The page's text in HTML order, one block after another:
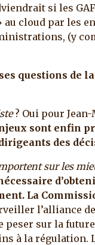
si les
au cloud par les
(y
questions de
? Oui pour Jean-
sont enfin
des
sur les
La
l’alliance
peser sur la
à la régulation.